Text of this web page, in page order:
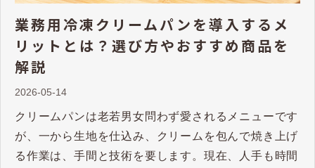
業務用冷凍クリームパンを導入するメ
リットとは？選び方やおすすめ商品を
解説
2026-05-14
クリームパンは老若男女問わず愛されるメニューです
が、一から生地を仕込み、クリームを包んで焼き上げ
る作業は、手間と技術を要します。現在、人手も時間